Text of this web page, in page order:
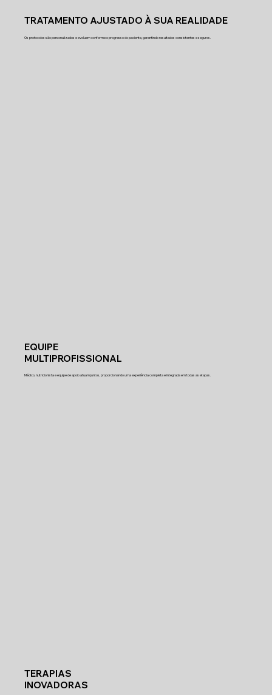
TRATAMENTO AJUSTADO À SUA REALIDADE
Os protocolos são personalizados e evoluem conforme o progresso do paciente, garantindo resultados consistentes e seguros.
EQUIPE
MULTIPROFISSIONAL
Médico, nutricionista e equipe de apoio atuam juntos, proporcionando uma experiência completa e integrada em todas as etapas.
TERAPIAS
INOVADORAS